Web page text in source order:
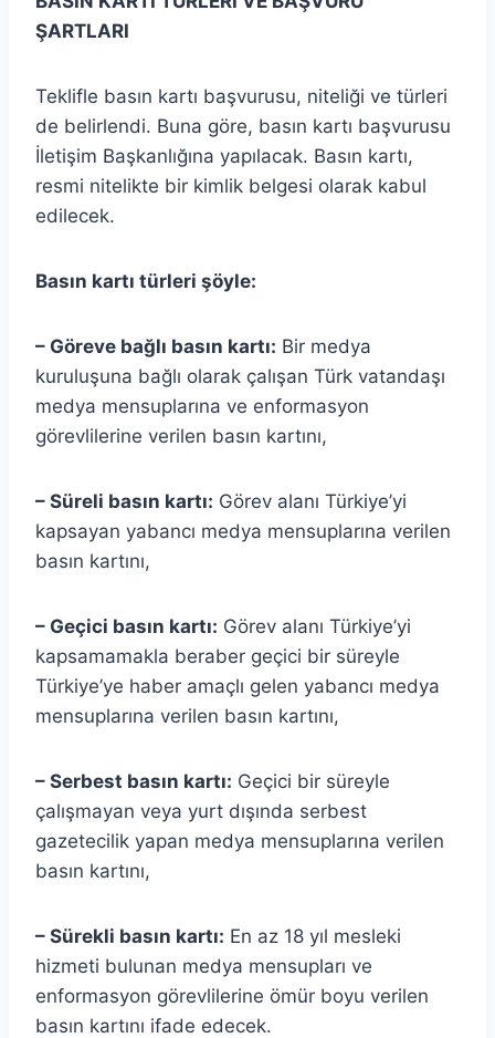
ŞARTLARI
Teklifle basın kartı başvurusu, niteliği ve türleri
de belirlendi. Buna göre, basın kartı başvurusu
İletişim Başkanlığına yapılacak. Basın kartı,
resmi nitelikte bir kimlik belgesi olarak kabul
edilecek.
Basın kartı türleri şöyle:
– Göreve bağlı basın kartı: Bir medya
kuruluşuna bağlı olarak çalışan Türk vatandaşı
medya mensuplarına ve enformasyon
görevlilerine verilen basın kartını,
– Süreli basın kartı: Görev alanı Türkiye’yi
kapsayan yabancı medya mensuplarına verilen
basın kartını,
– Geçici basın kartı: Görev alanı Türkiye’yi
kapsamamakla beraber geçici bir süreyle
Türkiye’ye haber amaçlı gelen yabancı medya
mensuplarına verilen basın kartını,
– Serbest basın kartı: Geçici bir süreyle
çalışmayan veya yurt dışında serbest
gazetecilik yapan medya mensuplarına verilen
basın kartını,
– Sürekli basın kartı: En az 18 yıl mesleki
hizmeti bulunan medya mensupları ve
enformasyon görevlilerine ömür boyu verilen
basın kartını ifade edecek.